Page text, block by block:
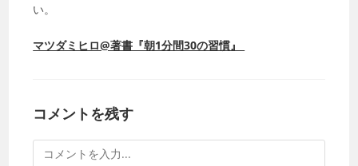
い。
マツダミヒロ@著書『朝1分間30の習慣』
コメントを残す